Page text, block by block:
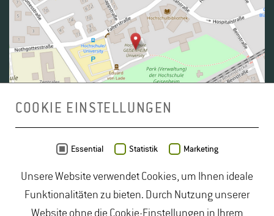
OpenStreetMap- Veröffentlicht unterODbL
duales Studium Gartenbau| Gartenbau Studium|
Lebensmittelrecht Studium|Lebensmittelsicherheit
COOKIE EINSTELLUNGEN
Essential Statistik Marketing
Unsere Website verwendet Cookies, um Ihnen ideale
Funktionalitäten zu bieten. Durch Nutzung unserer